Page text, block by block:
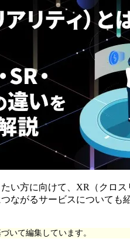
い方に向けて、XR（クロ
ながるサービスについて
いて編集しています。